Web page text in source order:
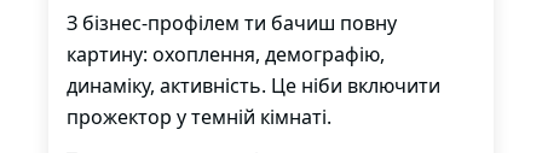
З бізнес-профілем ти бачиш повну
картину: охоплення, демографію,
динаміку, активність. Це ніби включити
прожектор у темній кімнаті.